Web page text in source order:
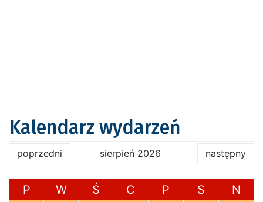
Kalendarz wydarzeń
poprzedni sierpień 2026 następny
P W Ś C P S N